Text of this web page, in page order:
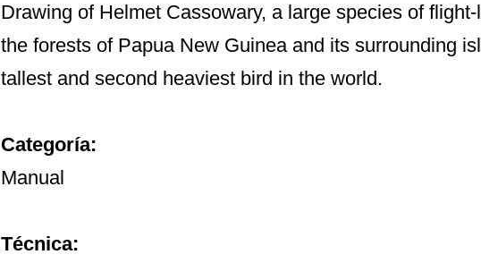
Drawing of Helmet Cassowary, a large species of
the forests of Papua New Guinea and its surrounding
tallest and second heaviest bird in the world.
Categoría:
Manual
Técnica: